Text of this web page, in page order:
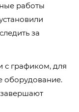
работы
за
с графиком, для
оборудование.